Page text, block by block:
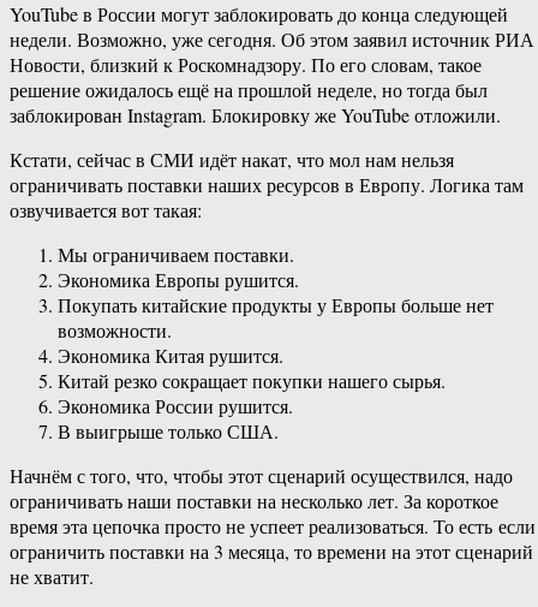
YouTube в России могут заблокировать до конца следующей
недели. Возможно, уже сегодня. Об этом заявил источник РИА
Новости, близкий к Роскомнадзору. По его словам, такое
решение ожидалось ещё на прошлой неделе, но тогда был
заблокирован Instagram. Блокировку же YouTube отложили.
Кстати, сейчас в СМИ идёт накат, что мол нам нельзя
ограничивать поставки наших ресурсов в Европу. Логика там
озвучивается вот такая:
Мы ограничиваем поставки.
Экономика Европы рушится.
Покупать китайские продукты у Европы больше нет
возможности.
Экономика Китая рушится.
Китай резко сокращает покупки нашего сырья.
Экономика России рушится.
В выигрыше только США.
Начнём с того, что, чтобы этот сценарий осуществился, надо
ограничивать наши поставки на несколько лет. За короткое
время эта цепочка просто не успеет реализоваться. То есть если
ограничить поставки на 3 месяца, то времени на этот сценарий
не хватит.